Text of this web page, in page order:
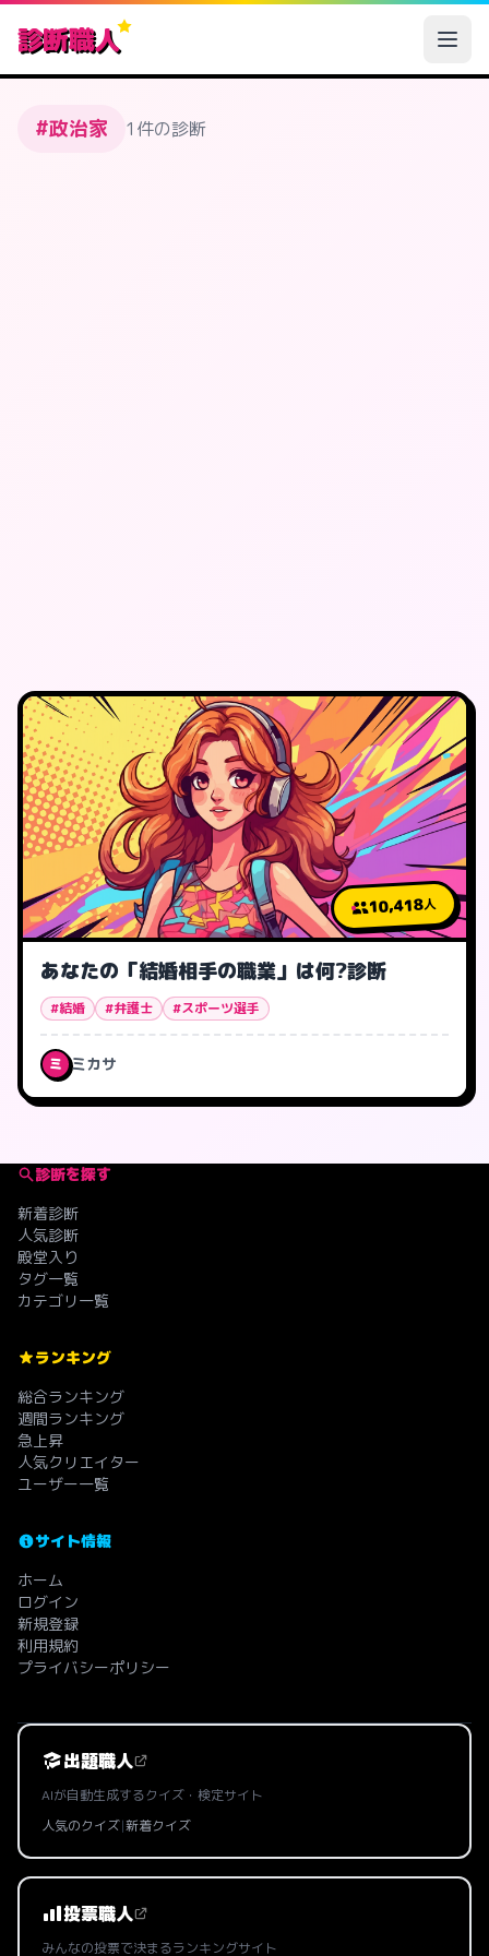
診断職人
#政治家 1件の診断
10,418人
あなたの「結婚相手の職業」は何?診断
#結婚 #弁護士 #スポーツ選手
ミ ミカサ
診断を探す
新着診断
人気診断
殿堂入り
タグ一覧
カテゴリ一覧
ランキング
総合ランキング
週間ランキング
急上昇
人気クリエイター
ユーザー一覧
サイト情報
ホーム
ログイン
新規登録
利用規約
プライバシーポリシー
出題職人
AIが自動生成するクイズ・検定サイト
人気のクイズ|新着クイズ
投票職人
みんなの投票で決まるランキングサイト